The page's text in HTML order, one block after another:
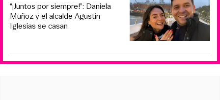
“¡Juntos por siempre!”: Daniela
Muñoz y el alcalde Agustín
Iglesias se casan